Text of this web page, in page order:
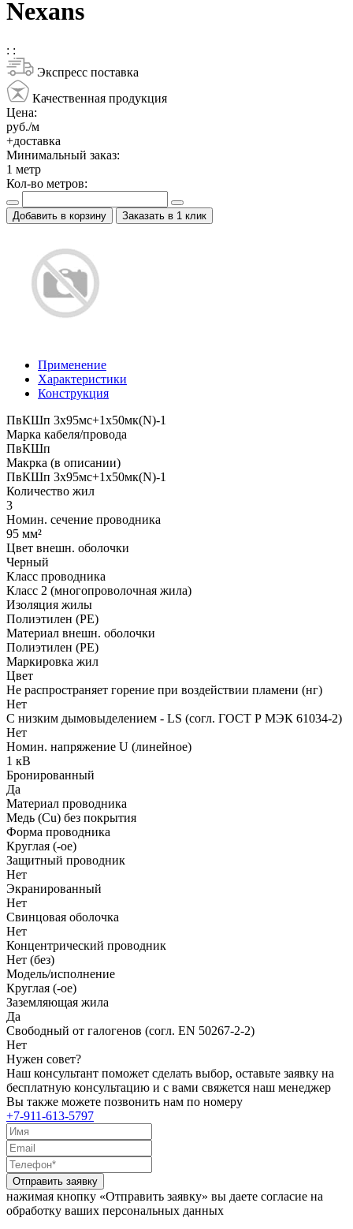
Nexans
: :
Экспресс поставка
Качественная продукция
Цена:
руб./м
+доставка
Минимальный заказ:
1 метр
Кол-во метров:
Добавить в корзину Заказать в 1 клик
Применение
Характеристики
Конструкция
ПвКШп 3x95мс+1x50мк(N)-1
Марка кабеля/провода
ПвКШп
Макрка (в описании)
ПвКШп 3x95мс+1x50мк(N)-1
Количество жил
3
Номин. сечение проводника
95 мм²
Цвет внешн. оболочки
Черный
Класс проводника
Класс 2 (многопроволочная жила)
Изоляция жилы
Полиэтилен (PE)
Материал внешн. оболочки
Полиэтилен (PE)
Маркировка жил
Цвет
Не распространяет горение при воздействии пламени (нг)
Нет
С низким дымовыделением - LS (согл. ГОСТ Р МЭК 61034-2)
Нет
Номин. напряжение U (линейное)
1 кВ
Бронированный
Да
Материал проводника
Медь (Cu) без покрытия
Форма проводника
Круглая (-ое)
Защитный проводник
Нет
Экранированный
Нет
Свинцовая оболочка
Нет
Концентрический проводник
Нет (без)
Модель/исполнение
Круглая (-ое)
Заземляющая жила
Да
Свободный от галогенов (согл. EN 50267-2-2)
Нет
Нужен совет?
Наш консультант поможет сделать выбор, оставьте заявку на
бесплатную консультацию и с вами свяжется наш менеджер
Вы также можете позвонить нам по номеру
+7-911-613-5797
Отправить заявку
нажимая кнопку «Отправить заявку» вы даете согласие на
обработку ваших персональных данных